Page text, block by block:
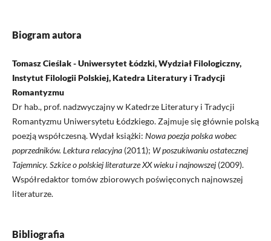
Biogram autora
Tomasz Cieślak - Uniwersytet Łódzki, Wydział Filologiczny,
Instytut Filologii Polskiej, Katedra Literatury i Tradycji
Romantyzmu
Dr hab., prof. nadzwyczajny w Katedrze Literatury i Tradycji
Romantyzmu Uniwersytetu Łódzkiego. Zajmuje się głównie polską
poezją współczesną. Wydał książki: Nowa poezja polska wobec
poprzedników. Lektura relacyjna (2011); W poszukiwaniu ostatecznej
Tajemnicy. Szkice o polskiej literaturze XX wieku i najnowszej (2009).
Współredaktor tomów zbiorowych poświęconych najnowszej
literaturze.
Bibliografia